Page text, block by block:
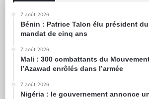
7 août 2026
Bénin : Patrice Talon élu président
mandat de cinq ans
7 août 2026
Mali : 300 combattants du
l’Azawad enrôlés dans l’armée
7 août 2026
Nigéria : le gouvernement annonce